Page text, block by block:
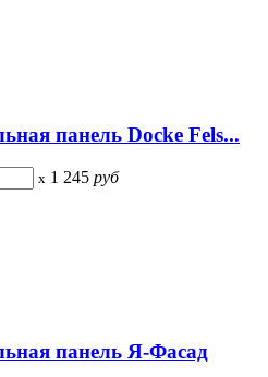
панель Docke Fels...
x 1 245 руб
панель Я-Фасад